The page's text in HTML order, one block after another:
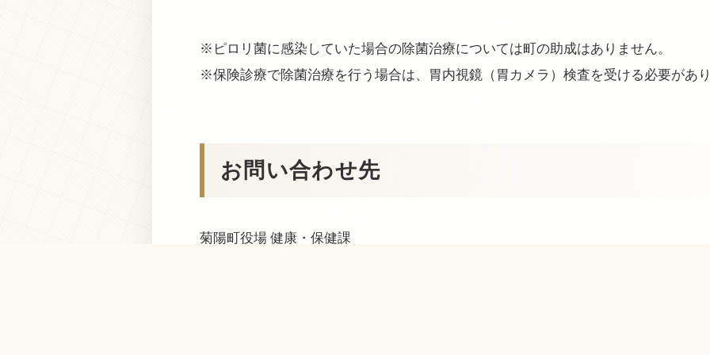
※ピロリ菌に感染していた場合の除菌治療については町の助成はありません。
※保険診療で除菌治療を行う場合は、胃内視鏡（胃カメラ）検査を受ける必要があ
お問い合わせ先
菊陽町役場 健康・保健課